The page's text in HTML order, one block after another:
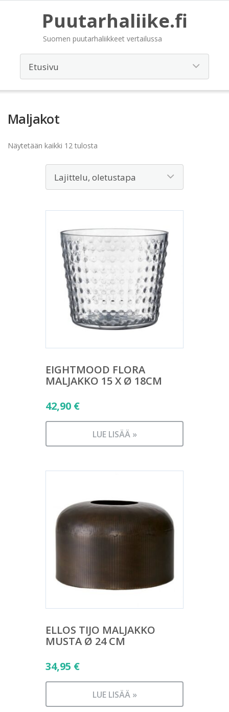
Puutarhaliike.fi
Suomen puutarhaliikkeet vertailussa
Maljakot
Näytetään kaikki 12 tulosta
EIGHTMOOD FLORA
MALJAKKO 15 X Ø 18CM
42,90 €
LUE LISÄÄ »
ELLOS TIJO MALJAKKO
MUSTA Ø 24 CM
34,95 €
LUE LISÄÄ »